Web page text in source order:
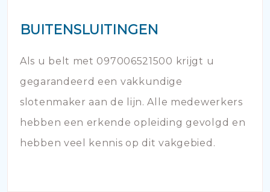
BUITENSLUITINGEN
Als u belt met 097006521500 krijgt u
gegarandeerd een vakkundige
slotenmaker aan de lijn. Alle medewerkers
hebben een erkende opleiding gevolgd en
hebben veel kennis op dit vakgebied.